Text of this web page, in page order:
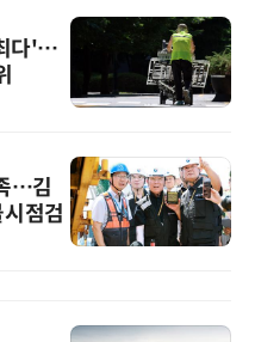
다'…
…김
점검